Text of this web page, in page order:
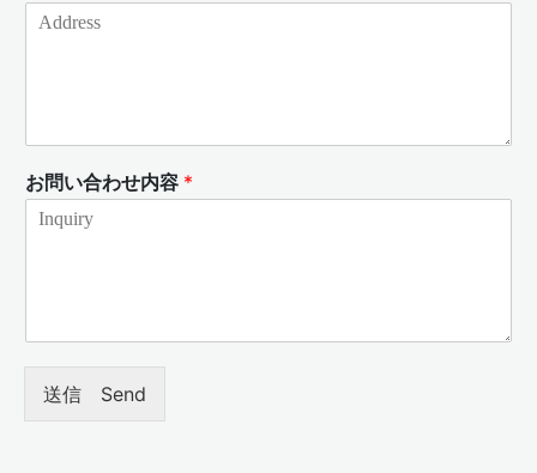
お問い合わせ内容 *
送信 Send